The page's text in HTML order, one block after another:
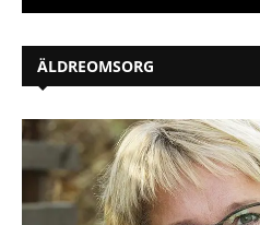
ÄLDREOMSORG